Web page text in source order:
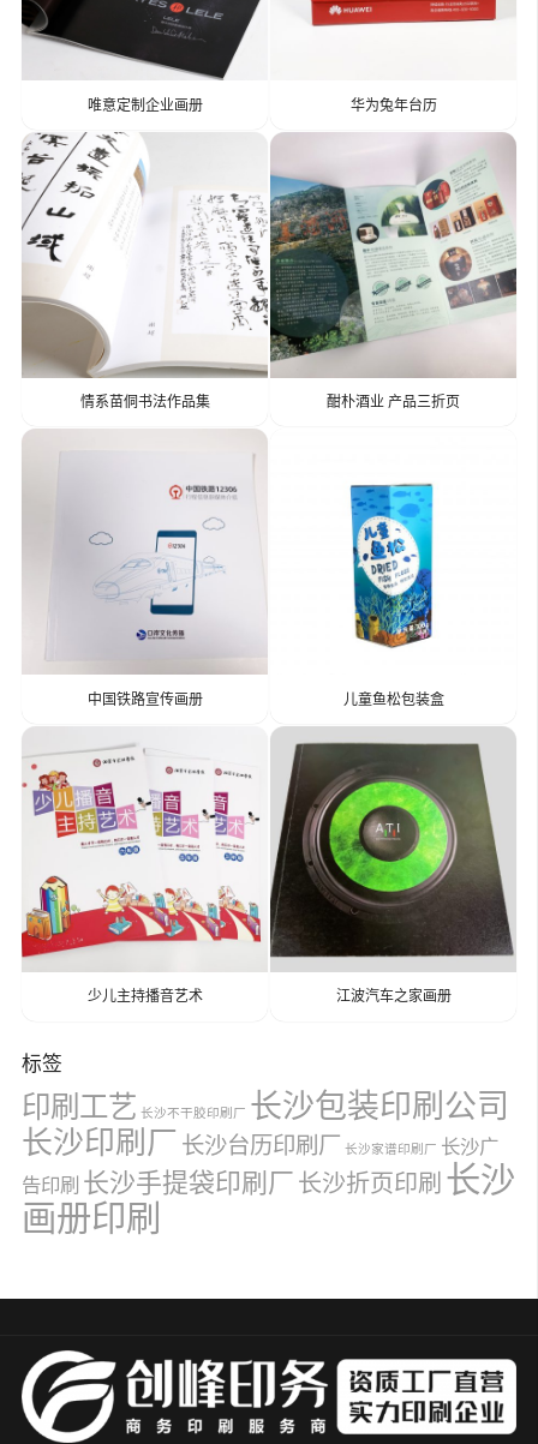
唯意定制企业画册 华为兔年台历
情系苗侗书法作品集 酣朴酒业 产品三折页
中国铁路宣传画册 儿童鱼松包装盒
少儿主持播音艺术 江波汽车之家画册
标签
印刷工艺 长沙不干胶印刷厂 长沙包装印刷公司
长沙印刷厂 长沙台历印刷厂 长沙家谱印刷厂 长沙广
告印刷 长沙手提袋印刷厂 长沙折页印刷 长沙
画册印刷